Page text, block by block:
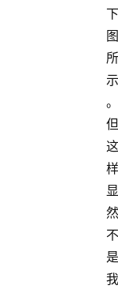
下
图
所
示
。
但
这
样
显
然
不
是
我